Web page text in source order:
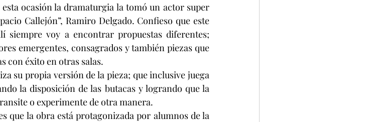
ocasión la dramaturgia la tomó un actor super
Callejón”, Ramiro Delgado. Confieso que este
voy a encontrar propuestas diferentes;
emergentes, consagrados y también piezas que
con éxito en otras salas.
su propia versión de la pieza; que inclusive juega
la disposición de las butacas y logrando que la
o experimente de otra manera.
que la obra está protagonizada por alumnos de la